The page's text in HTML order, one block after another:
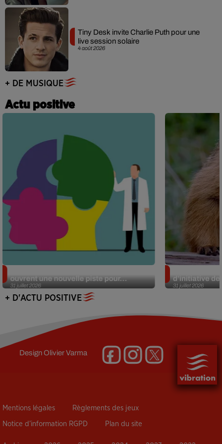
4 août 2026
Tiny Desk invite Charlie Puth pour une
live session solaire
+ DE MUSIQUE
Actu positive
31 juillet 2026
ouvrent une nouvelle piste pour...
31 juillet 2026
d’initiative
+ D'ACTU POSITIVE
DesignOlivier Varma
Mentions légales Règlements des jeux
Notice d’information RGPD Plan du site